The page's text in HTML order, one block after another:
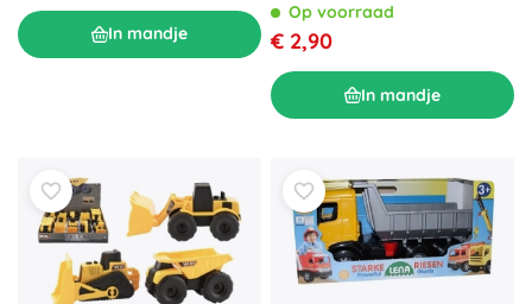
In mandje
Op voorraad
€ 2,90
In mandje